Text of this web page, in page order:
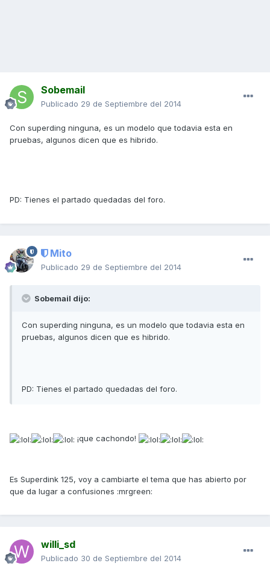
Sobemail
Publicado 29 de Septiembre del 2014
Con superding ninguna, es un modelo que todavia esta en
pruebas, algunos dicen que es hibrido.
PD: Tienes el partado quedadas del foro.
Mito
Publicado 29 de Septiembre del 2014
Sobemail dijo:
Con superding ninguna, es un modelo que todavia esta en
pruebas, algunos dicen que es hibrido.
PD: Tienes el partado quedadas del foro.
¡que cachondo!
Es Superdink 125, voy a cambiarte el tema que has abierto por
que da lugar a confusiones :mrgreen:
willi_sd
Publicado 30 de Septiembre del 2014